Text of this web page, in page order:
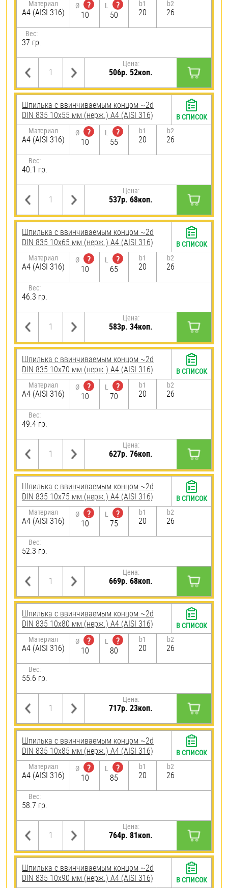
Материал
A4 (AISI 316)
Ø
?
10
L
?
50
b1
20
b2
26
Вес:
37 гр.
Цена:
506р. 52коп.
Шпилька c ввинчиваемым концом ~2d
DIN 835 10х55 мм (нерж.) A4 (AISI 316)
Материал
A4 (AISI 316)
Ø
?
10
L
?
55
b1
20
b2
26
Вес:
40.1 гр.
Цена:
537р. 68коп.
В СПИСОК
Шпилька c ввинчиваемым концом ~2d
DIN 835 10х65 мм (нерж.) A4 (AISI 316)
Материал
A4 (AISI 316)
Ø
?
10
L
?
65
b1
20
b2
26
Вес:
46.3 гр.
Цена:
583р. 34коп.
В СПИСОК
Шпилька c ввинчиваемым концом ~2d
DIN 835 10х70 мм (нерж.) A4 (AISI 316)
Материал
A4 (AISI 316)
Ø
?
10
L
?
70
b1
20
b2
26
Вес:
49.4 гр.
Цена:
627р. 76коп.
В СПИСОК
Шпилька c ввинчиваемым концом ~2d
DIN 835 10х75 мм (нерж.) A4 (AISI 316)
Материал
A4 (AISI 316)
Ø
?
10
L
?
75
b1
20
b2
26
Вес:
52.3 гр.
Цена:
669р. 68коп.
В СПИСОК
Шпилька c ввинчиваемым концом ~2d
DIN 835 10х80 мм (нерж.) A4 (AISI 316)
Материал
A4 (AISI 316)
Ø
?
10
L
?
80
b1
20
b2
26
Вес:
55.6 гр.
Цена:
717р. 23коп.
В СПИСОК
Шпилька c ввинчиваемым концом ~2d
DIN 835 10х85 мм (нерж.) A4 (AISI 316)
Материал
A4 (AISI 316)
Ø
?
10
L
?
85
b1
20
b2
26
Вес:
58.7 гр.
Цена:
764р. 81коп.
В СПИСОК
Шпилька c ввинчиваемым концом ~2d
DIN 835 10х90 мм (нерж.) A4 (AISI 316)
В СПИСОК